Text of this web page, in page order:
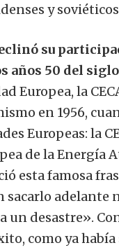
y
su
años 50 del
Europea, la
en 1956,
Europeas: la
de la Energía
esta famosa
sacarlo adelante
un desastre».
como ya había